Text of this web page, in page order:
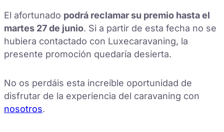
El afortunado podrá reclamar su premio hasta el
martes 27 de junio. Si a partir de esta fecha no se
hubiera contactado con Luxecaravaning, la
presente promoción quedaría desierta.
No os perdáis esta increíble oportunidad de
disfrutar de la experiencia del caravaning con
nosotros.